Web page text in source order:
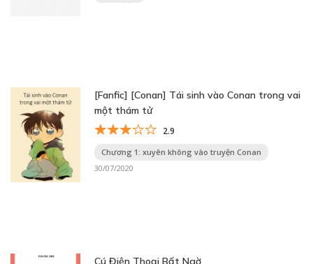
[Fanfic] [Conan] Tái sinh vào Conan trong vai
một thám tử
2.9
Chương 1: xuyên không vào truyện Conan
30/07/2020
Cú Điện Thoại Bất Ngờ